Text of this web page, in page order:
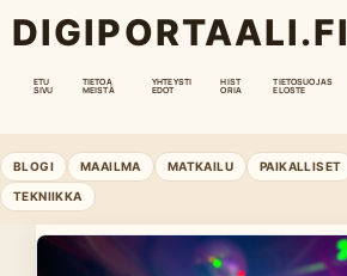
DIGIPORTAALI.FI
ETU
SIVU
TIETOA
MEISTÄ
YHTEYSTI
EDOT
HIST
ORIA
TIETOSUOJAS
ELOSTE
BLOGI MAAILMA MATKAILU PAIKALLISET
TEKNIIKKA